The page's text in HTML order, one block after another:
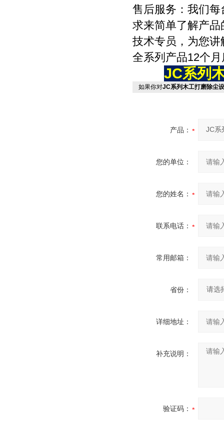
售后服务：我们
求来简单了解产
技术专员，为您
全系列产品12个
JC系列
如果你对JC系列木工打磨除尘
产品：
您的单位：
您的姓名：
联系电话：
常用邮箱：
省份：
详细地址：
补充说明：
验证码：